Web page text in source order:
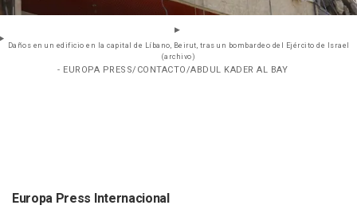
Daños en un edificio en la capital de Líbano, Beirut, tras un bombardeo del Ejército de Israel
(archivo)
- EUROPA PRESS/CONTACTO/ABDUL KADER AL BAY
Europa Press Internacional